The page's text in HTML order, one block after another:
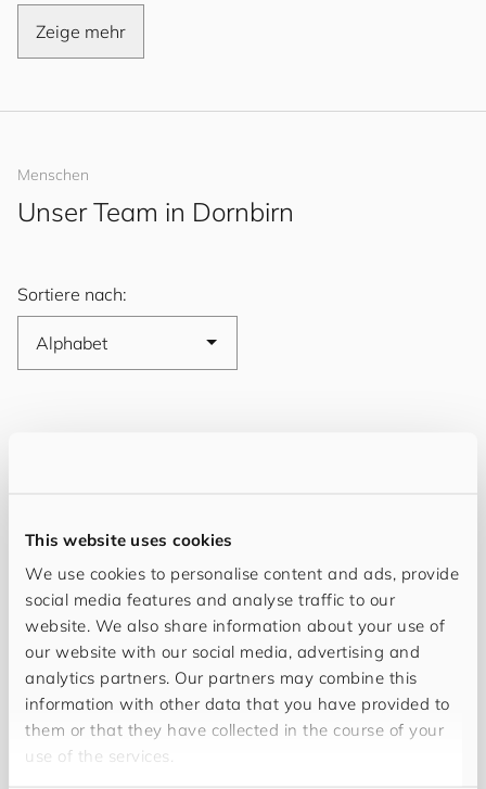
This website uses cookies
We use cookies to personalise content and ads, provide
social media features and analyse traffic to our
website. We also share information about your use of
our website with our social media, advertising and
analytics partners. Our partners may combine this
information with other data that you have provided to
them or that they have collected in the course of your
use of the services.
Zeige mehr
Menschen
Unser Team in Dornbirn
Sortiere nach:
Bettina Pfahler
Senior UX/UI und Visual Designerin